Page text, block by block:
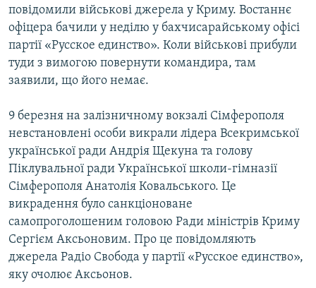
повідомили військові джерела у Криму. Востаннє
офіцера бачили у неділю у бахчисарайському офісі
партії «Русское единство». Коли військові прибули
туди з вимогою повернути командира, там
заявили, що його немає.
9 березня на залізничному вокзалі Сімферополя
невстановлені особи викрали лідера Всекримської
української ради Андрія Щекуна та голову
Піклувальної ради Української школи-гімназії
Сімферополя Анатолія Ковальського. Це
викрадення було санкціоноване
самопроголошеним головою Ради міністрів Криму
Сергієм Аксьоновим. Про це повідомляють
джерела Радіо Свобода у партії «Русское единство»,
яку очолює Аксьонов.